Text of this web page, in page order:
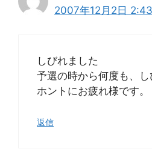
2007年12月2日
しびれました
予選の時から何度も、し
ホントにお疲れ様です。
返信